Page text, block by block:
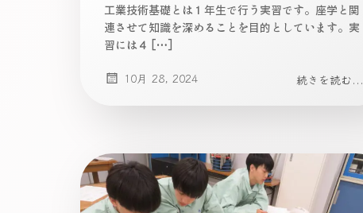
工業技術基礎とは１年生で行う実習です。座学と関
連させて知識を深めることを目的としています。実
習には４ […]
10月 28, 2024 続きを読む...